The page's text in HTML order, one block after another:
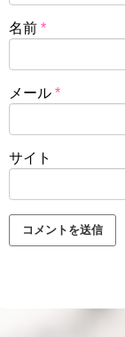
名前 *
メール *
サイト